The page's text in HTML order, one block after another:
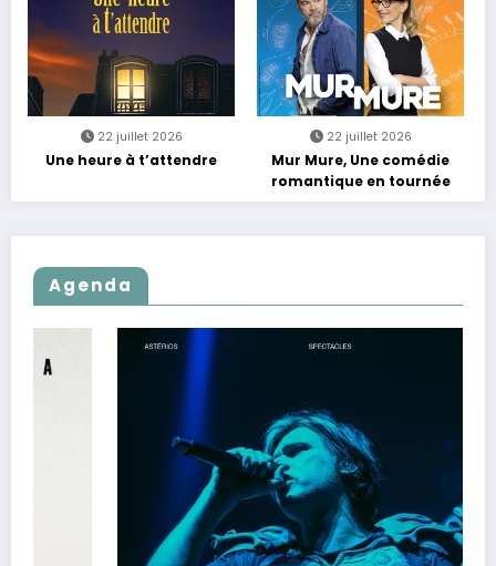
22 juillet 2026
Une heure à t’attendre
22 juillet 2026
Mur Mure, Une comédie
romantique en tournée
Agenda